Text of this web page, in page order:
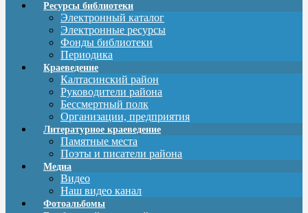
Ресурсы библиотеки
Электронный каталог
Электронные ресурсы
Фонды библиотеки
Периодика
Краеведение
Калтасинский район
Руководители района
Бессмертный полк
Организации, предприятия
Литературное краеведение
Памятные места
Поэты и писатели района
Медиа
Видео
Наш видео канал
Фотоальбомы